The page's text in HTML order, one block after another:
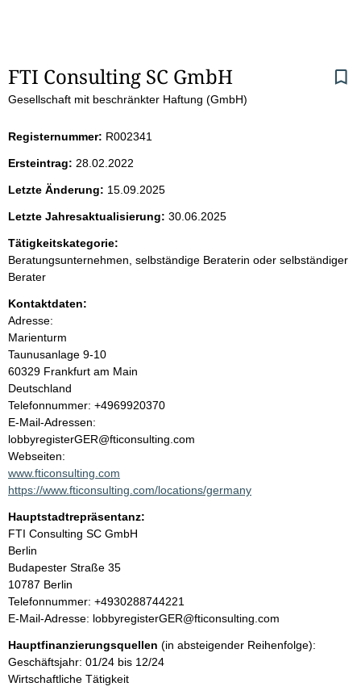
S
e
i
t
e
n
i
n
h
a
l
t
FTI Consulting SC GmbH
Gesellschaft mit beschränkter Haftung (GmbH)
Registernummer: R002341
Ersteintrag: 28.02.2022
Letzte Änderung: 15.09.2025
Letzte Jahresaktualisierung: 30.06.2025
Tätigkeitskategorie:
Beratungsunternehmen, selbständige Beraterin oder selbständiger
Berater
Kontaktdaten:
Adresse:
Marienturm
Taunusanlage 9-10
60329 Frankfurt am Main
Deutschland
K
o
n
t
a
k
i
n
f
o
r
m
a
t
i
o
Telefonnummer: +4969920370
E-Mail-Adressen:
lobbyregisterGER@fticonsulting.com
Webseiten:
www.fticonsulting.com
https://www.fticonsulting.com/locations/germany
Hauptstadtrepräsentanz:
A
d
r
e
s
s
FTI Consulting SC GmbH
Berlin
Budapester Straße 35
10787 Berlin
K
o
t
a
k
Telefonnummer: +4930288744221
E-Mail-Adresse: lobbyregisterGER@fticonsulting.com
Hauptfinanzierungsquellen (in absteigender Reihenfolge):
Geschäftsjahr: 01/24 bis 12/24
Wirtschaftliche Tätigkeit